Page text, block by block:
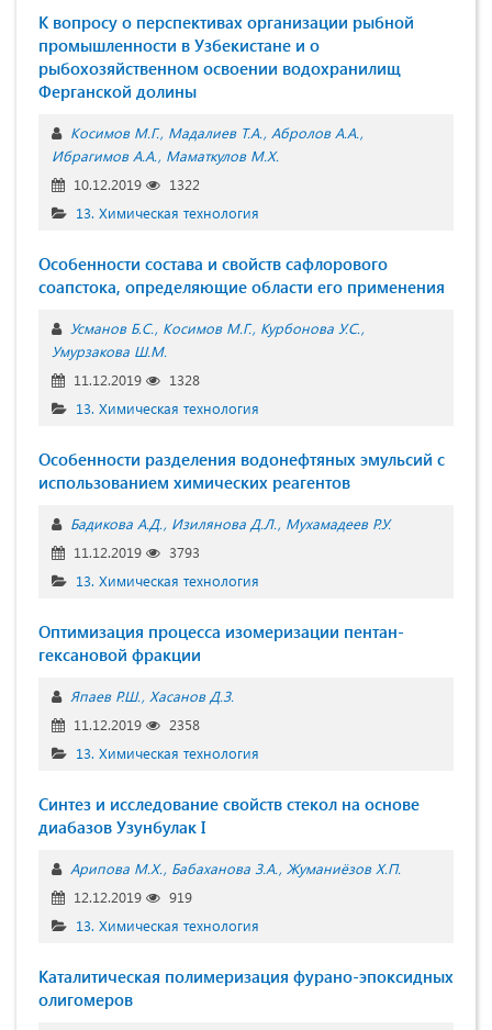
К вопросу о перспективах организации рыбной
промышленности в Узбекистане и о
рыбохозяйственном освоении водохранилищ
Ферганской долины
Косимов М.Г. Мадалиев Т.А. Абролов А.А.
Ибрагимов А.А. Маматкулов М.Х.
10.12.2019
1322
13. Химическая технология
Особенности состава и свойств сафлорового
соапстока, определяющие области его применения
Усманов Б.С. Косимов М.Г. Курбонова У.С.
Умурзакова Ш.М.
11.12.2019
1328
13. Химическая технология
Особенности разделения водонефтяных эмульсий с
использованием химических реагентов
Бадикова А.Д. Изилянова Д.Л. Мухамадеев Р.У.
11.12.2019
3793
13. Химическая технология
Оптимизация процесса изомеризации пентан-
гексановой фракции
Япаев Р.Ш. Хасанов Д.З.
11.12.2019
2358
13. Химическая технология
Синтез и исследование свойств стекол на основе
диабазов Узунбулак I
Арипова М.Х. Бабаханова З.А. Жуманиёзов Х.П.
12.12.2019
919
13. Химическая технология
Каталитическая полимеризация фурано-эпоксидных
олигомеров